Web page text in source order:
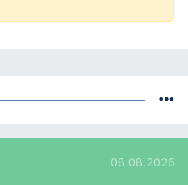
08.08.2026